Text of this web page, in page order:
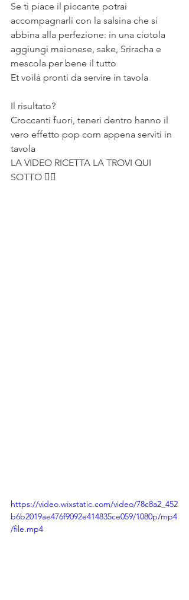
Se ti piace il piccante potrai
accompagnarli con la salsina che si
abbina alla perfezione: in una ciotola
aggiungi maionese, sake, Sriracha e
mescola per bene il tutto
Et voilà pronti da servire in tavola
Il risultato?
Croccanti fuori, teneri dentro hanno il
vero effetto pop corn appena serviti in
tavola
LA VIDEO RICETTA LA TROVI QUI
SOTTO 👇🏻
https://video.wixstatic.com/video/78c8a2_452
b6b2019ae476f9092e414835ce059/1080p/mp4
/file.mp4